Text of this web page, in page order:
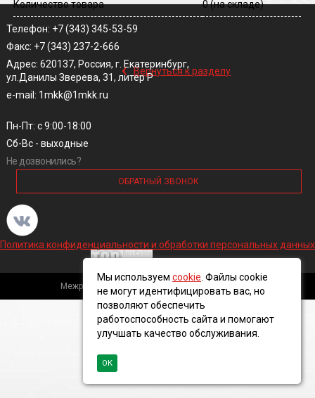
Количество товара 0(на складе)
‹ Вернуться к разделу
Телефон: +7 (343) 345-53-59
Факс: +7 (343) 237-2-666
Адрес: 620137, Россия, г. Екатеринбург,
ул.Данилы Зверева, 31, литер Р
e-mail: 1mkk@1mkk.ru
Пн-Пт: с 9:00-18:00
Сб-Вс - выходные
Не дозвонились?
ОБРАТНЫЙ ЗВОНОК
Политика конфиденциальности и обработки персональных данных
Межрегиональная кабельная компания, 2016 ©
Мы используем cookie . Файлы cookie
не могут идентифицировать вас, но
позволяют обеспечить
работоспособность сайта и помогают
улучшать качество обслуживания.
ОК